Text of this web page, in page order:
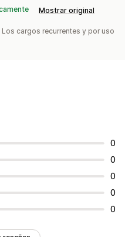
Mostrar original
cargos recurrentes y por uso
0
0
0
0
0